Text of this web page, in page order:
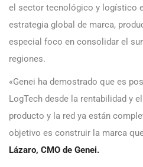
el sector tecnológico y logístico
estrategia global de marca,
especial foco en consolidar el
regiones.
«Genei ha demostrado que es
LogTech desde la rentabilidad y
producto y la red ya están
objetivo es construir la marca
Lázaro, CMO de Genei.